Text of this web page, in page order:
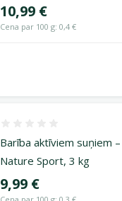
Cena
10,99 €
Cena par 100 g: 0,4 €
Barī­ba aktīviem suņiem
Nature Sport, 3 kg
Cena
9,99 €